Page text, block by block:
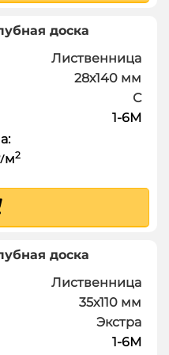
доска
Лиственница
28х140 мм
С
1-6М
/м2
доска
Лиственница
35х110 мм
Экстра
1-6М